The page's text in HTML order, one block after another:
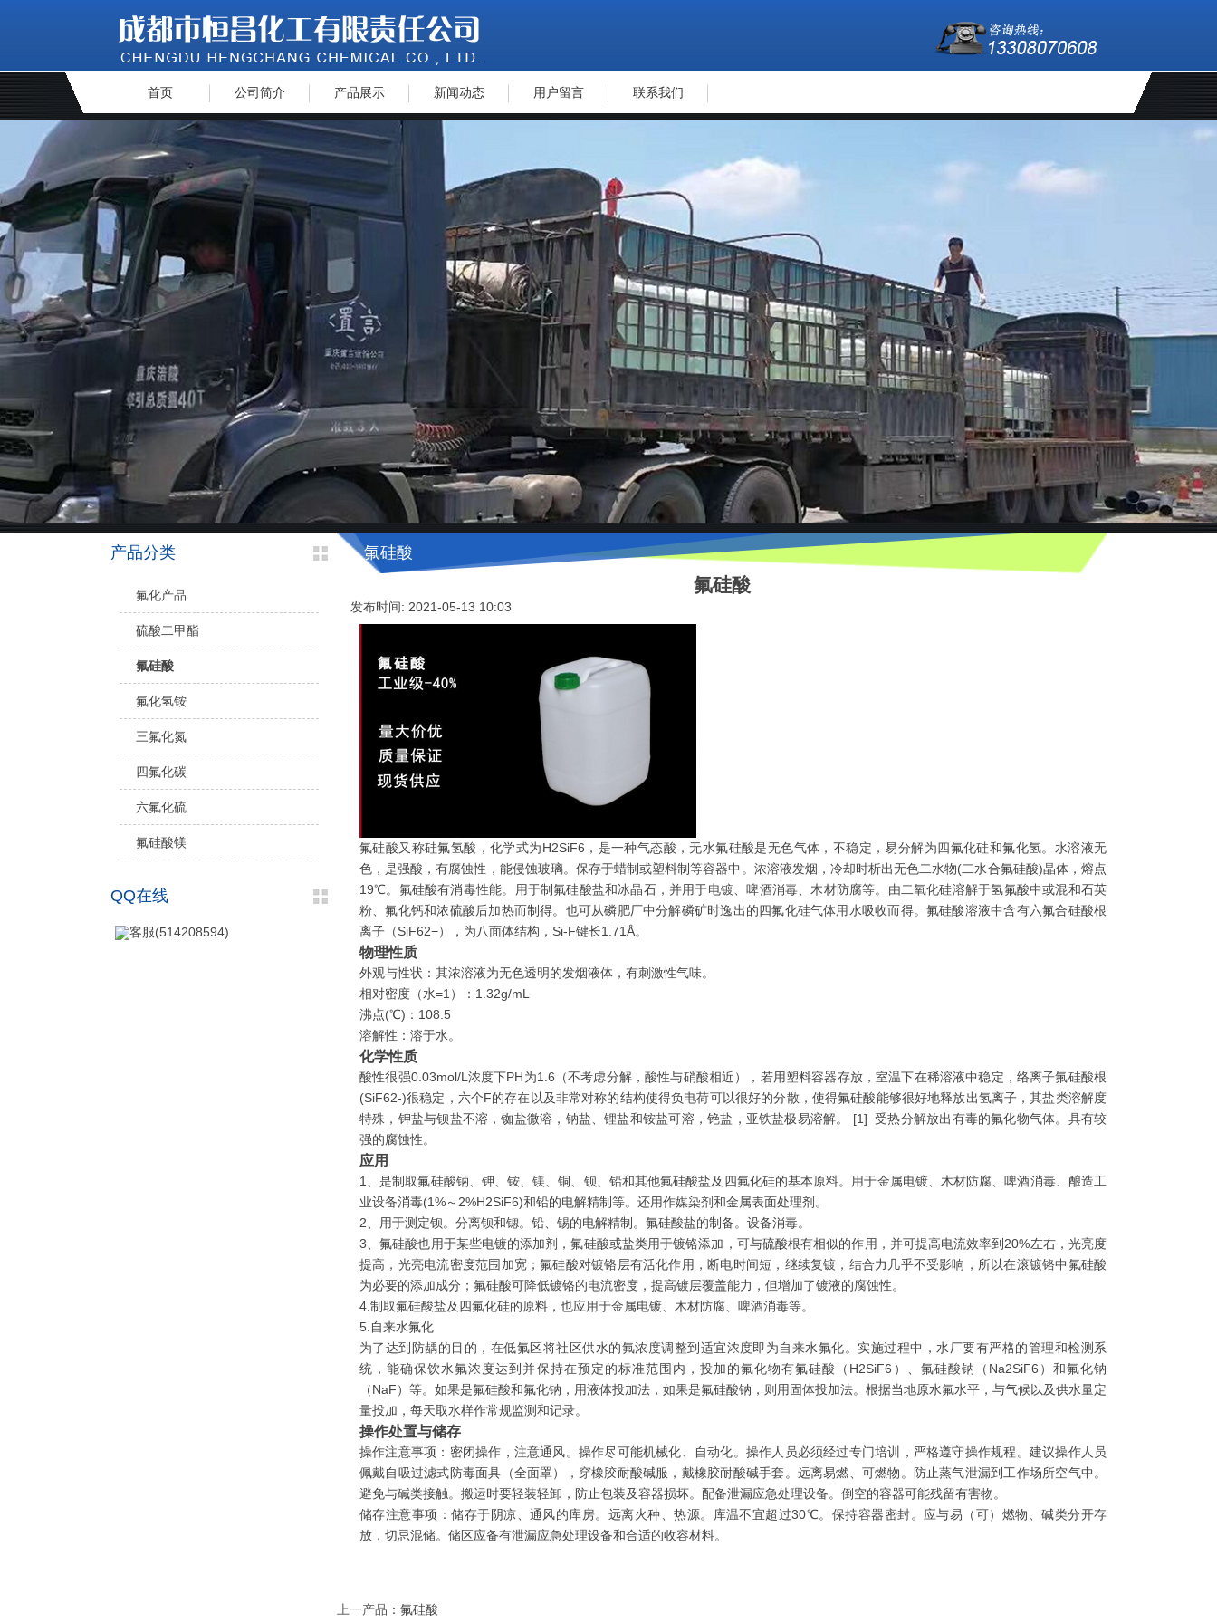
首页 公司简介 产品展示 新闻动态 用户留言 联系我们
氟硅酸
氟硅酸
发布时间: 2021-05-13 10:03
氟硅酸又称硅氟氢酸，化学式为H2SiF6，是一种气态酸，无水氟硅酸是无色气体，不稳定，易分解为四氟化硅和氟化氢。水溶液无
色，是强酸，有腐蚀性，能侵蚀玻璃。保存于蜡制或塑料制等容器中。浓溶液发烟，冷却时析出无色二水物(二水合氟硅酸)晶体，熔点
19℃。氟硅酸有消毒性能。用于制氟硅酸盐和冰晶石，并用于电镀、啤酒消毒、木材防腐等。由二氧化硅溶解于氢氟酸中或混和石英
粉、氟化钙和浓硫酸后加热而制得。也可从磷肥厂中分解磷矿时逸出的四氟化硅气体用水吸收而得。氟硅酸溶液中含有六氟合硅酸根
离子（SiF62−），为八面体结构，Si-F键长1.71Å。
物理性质
外观与性状：其浓溶液为无色透明的发烟液体，有刺激性气味。
相对密度（水=1）：1.32g/mL
沸点(℃)：108.5
溶解性：溶于水。
化学性质
酸性很强0.03mol/L浓度下PH为1.6（不考虑分解，酸性与硝酸相近），若用塑料容器存放，室温下在稀溶液中稳定，络离子氟硅酸根
(SiF62-)很稳定，六个F的存在以及非常对称的结构使得负电荷可以很好的分散，使得氟硅酸能够很好地释放出氢离子，其盐类溶解度
特殊，钾盐与钡盐不溶，铷盐微溶，钠盐、锂盐和铵盐可溶，铯盐，亚铁盐极易溶解。 [1] 受热分解放出有毒的氟化物气体。具有较
强的腐蚀性。
应用
1、是制取氟硅酸钠、钾、铵、镁、铜、钡、铅和其他氟硅酸盐及四氟化硅的基本原料。用于金属电镀、木材防腐、啤酒消毒、酿造工
业设备消毒(1%～2%H2SiF6)和铅的电解精制等。还用作媒染剂和金属表面处理剂。
2、用于测定钡。分离钡和锶。铅、锡的电解精制。氟硅酸盐的制备。设备消毒。
3、氟硅酸也用于某些电镀的添加剂，氟硅酸或盐类用于镀铬添加，可与硫酸根有相似的作用，并可提高电流效率到20%左右，光亮度
提高，光亮电流密度范围加宽；氟硅酸对镀铬层有活化作用，断电时间短，继续复镀，结合力几乎不受影响，所以在滚镀铬中氟硅酸
为必要的添加成分；氟硅酸可降低镀铬的电流密度，提高镀层覆盖能力，但增加了镀液的腐蚀性。
4.制取氟硅酸盐及四氟化硅的原料，也应用于金属电镀、木材防腐、啤酒消毒等。
5.自来水氟化
为了达到防龋的目的，在低氟区将社区供水的氟浓度调整到适宜浓度即为自来水氟化。实施过程中，水厂要有严格的管理和检测系
统，能确保饮水氟浓度达到并保持在预定的标准范围内，投加的氟化物有氟硅酸（H2SiF6）、氟硅酸钠（Na2SiF6）和氟化钠
（NaF）等。如果是氟硅酸和氟化钠，用液体投加法，如果是氟硅酸钠，则用固体投加法。根据当地原水氟水平，与气候以及供水量定
量投加，每天取水样作常规监测和记录。
操作处置与储存
操作注意事项：密闭操作，注意通风。操作尽可能机械化、自动化。操作人员必须经过专门培训，严格遵守操作规程。建议操作人员
佩戴自吸过滤式防毒面具（全面罩），穿橡胶耐酸碱服，戴橡胶耐酸碱手套。远离易燃、可燃物。防止蒸气泄漏到工作场所空气中。
避免与碱类接触。搬运时要轻装轻卸，防止包装及容器损坏。配备泄漏应急处理设备。倒空的容器可能残留有害物。
储存注意事项：储存于阴凉、通风的库房。远离火种、热源。库温不宜超过30℃。保持容器密封。应与易（可）燃物、碱类分开存
放，切忌混储。储区应备有泄漏应急处理设备和合适的收容材料。
上一产品 ： 氟硅酸
产品分类
氟化产品
硫酸二甲酯
氟硅酸
氟化氢铵
三氟化氮
四氟化碳
六氟化硫
氟硅酸镁
QQ在线
客服(514208594)